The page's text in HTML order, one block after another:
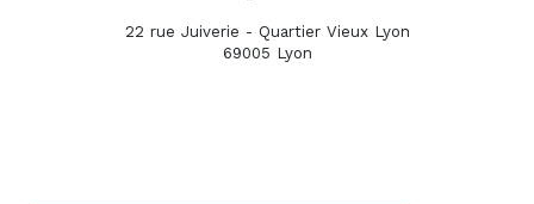
22 rue Juiverie - Quartier Vieux Lyon
69005 Lyon